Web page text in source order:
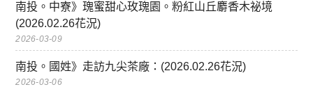
南投。中寮》瑰蜜甜心玫瑰園。粉紅山丘麝香木祕境
(2026.02.26花況)
2026-03-09
南投。國姓》走訪九尖茶廠：(2026.02.26花況)
2026-03-06